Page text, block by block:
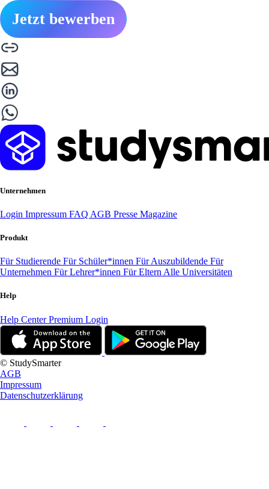
Jetzt bewerben
Unternehmen
Login Impressum FAQ AGB Presse Magazine
Produkt
Für Studierende Für Schüler*innen Für Auszubildende Für
Unternehmen Für Lehrer*innen Für Eltern Alle Universitäten
Help
Help CenterPremium Login
© StudySmarter
AGB
Impressum
Datenschutzerklärung